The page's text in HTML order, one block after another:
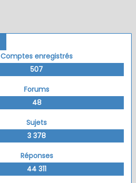
Comptes enregistrés
507
Forums
48
Sujets
3 378
Réponses
44 311